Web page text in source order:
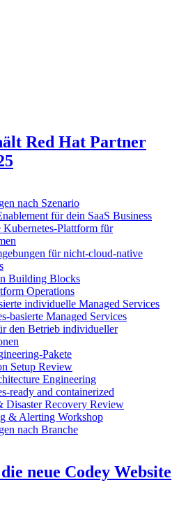
Red Hat Partner
nach Szenario
für dein SaaS Business
Kubernetes-Plattform für
für nicht-cloud-native
Building Blocks
Operations
individuelle Managed Services
basierte Managed Services
den Betrieb individueller
Pakete
Setup Review
Engineering
ready and containerized
Disaster Recovery Review
& Alerting Workshop
nach Branche
neue Codey Website